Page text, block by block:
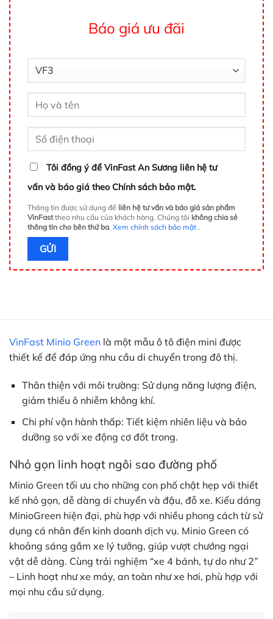
Báo giá ưu đãi
Tôi đồng ý để VinFast An Sương liên hệ tư
vấn và báo giá theo Chính sách bảo mật.
Thông tin được sử dụng để liên hệ tư vấn và báo giá sản phẩm
VinFasttheo nhu cầu của khách hàng. Chúng tôi không chia sẻ
thông tin cho bên thứ ba. Xem chính sách bảo mật .
VinFast Minio Green là một mẫu ô tô điện mini được
thiết kế để đáp ứng nhu cầu di chuyển trong đô thị.
Thân thiện với môi trường: Sử dụng năng lượng điện,
giảm thiểu ô nhiễm không khí.
Chi phí vận hành thấp: Tiết kiệm nhiên liệu và bảo
dưỡng so với xe động cơ đốt trong.
Nhỏ gọn linh hoạt ngôi sao đường phố
Minio Green tối ưu cho những con phố chật hẹp với thiết
kế nhỏ gọn, dễ dàng di chuyển và đậu, đỗ xe. Kiểu dáng
MinioGreen hiện đại, phù hợp với nhiều phong cách từ sử
dụng cá nhân đến kinh doanh dịch vụ. Minio Green có
khoảng sáng gầm xe lý tưởng, giúp vượt chướng ngại
vật dễ dàng. Cùng trải nghiệm “xe 4 bánh, tự do như 2”
– Linh hoạt như xe máy, an toàn như xe hơi, phù hợp với
mọi nhu cầu sử dụng.